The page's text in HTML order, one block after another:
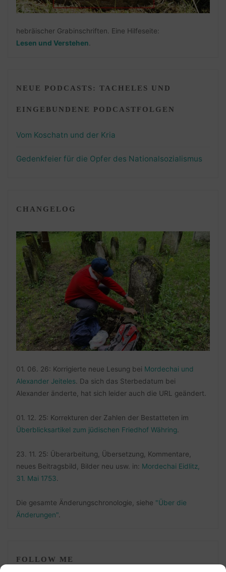
hebräischer Grabinschriften. Eine Hilfeseite:
Lesen und Verstehen.
NEUE PODCASTS: TACHELES UND
EINGEBUNDENE PODCASTFOLGEN
Vom Koschatn und der Kria
Gedenkfeier für die Opfer des Nationalsozialismus
CHANGELOG
01. 06. 26: Korrigierte neue Lesung bei Mordechai und
Alexander Jeiteles . Da sich das Sterbedatum bei
Alexander änderte, hat sich leider auch die URL geändert.
01. 12. 25: Korrekturen der Zahlen der Bestatteten im
Überblicksartikel zum jüdischen Friedhof Währing
23. 11. 25: Überarbeitung, Übersetzung, Kommentare,
neues Beitragsbild, Bilder neu usw. in: Mordechai Eidlitz,
31. Mai 1753
Die gesamte Änderungschronologie, siehe "Über die
Änderungen".
FOLLOW ME